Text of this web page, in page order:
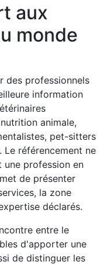
aux
monde
des professionnels
information
animale,
pet-sitters
Le référencement ne
une profession en
de présenter
la zone
déclarés.
entre le
d'apporter une
de distinguer les